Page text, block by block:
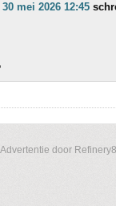
mei 2026 12:45
door